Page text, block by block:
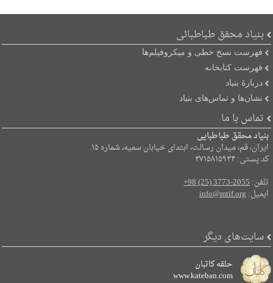
بنیاد محقق طباطبائی
فهرست نسخ خطی و میکروفیلم‌ها
فهرست کتابخانه
دربارۀ بنیاد
نشان‌ها و تماس‌های بنیاد
تماس با ما
بنیاد محقق طباطبایی
ایران، قم، میدان رسالت، ابتدای خیابان سمیه، شماره ۱۵.
کد پستی: ۳۷۱۵۸۱۵۹۳۴
تلفن:+98 (25) 3773-2055
ایمیل:info@mtif.org
سایت‌های دیگر
حلقه کاتبان
www.kateban.com